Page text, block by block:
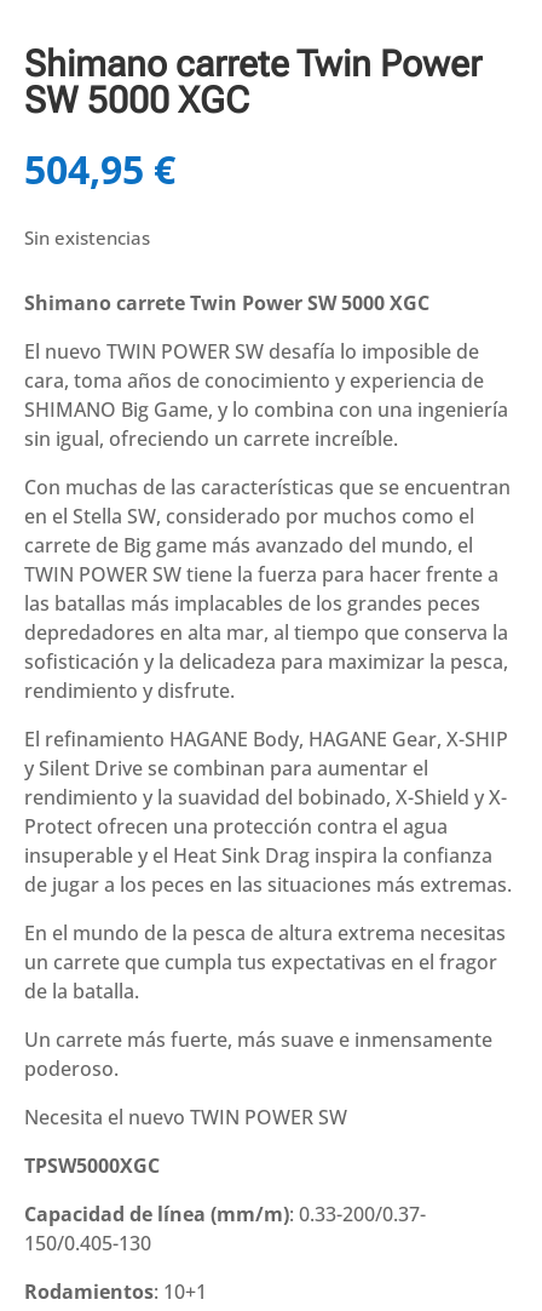
Shimano carrete Twin Power
SW 5000 XGC
504,95 €
Sin existencias
Shimano carrete Twin Power SW 5000 XGC
El nuevo TWIN POWER SW desafía lo imposible de
cara, toma años de conocimiento y experiencia de
SHIMANO Big Game, y lo combina con una ingeniería
sin igual, ofreciendo un carrete increíble.
Con muchas de las características que se encuentran
en el Stella SW, considerado por muchos como el
carrete de Big game más avanzado del mundo, el
TWIN POWER SW tiene la fuerza para hacer frente a
las batallas más implacables de los grandes peces
depredadores en alta mar, al tiempo que conserva la
sofisticación y la delicadeza para maximizar la pesca,
rendimiento y disfrute.
El refinamiento HAGANE Body, HAGANE Gear, X-SHIP
y Silent Drive se combinan para aumentar el
rendimiento y la suavidad del bobinado, X-Shield y X-
Protect ofrecen una protección contra el agua
insuperable y el Heat Sink Drag inspira la confianza
de jugar a los peces en las situaciones más extremas.
En el mundo de la pesca de altura extrema necesitas
un carrete que cumpla tus expectativas en el fragor
de la batalla.
Un carrete más fuerte, más suave e inmensamente
poderoso.
Necesita el nuevo TWIN POWER SW
TPSW5000XGC
Capacidad de línea (mm/m): 0.33-200/0.37-
150/0.405-130
Rodamientos: 10+1